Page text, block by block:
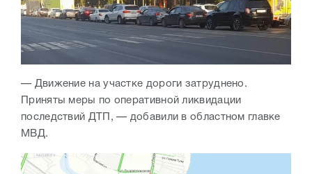
— Движение на участке дороги затруднено.
Приняты меры по оперативной ликвидации
последствий ДТП, — добавили в областном главке
МВД.